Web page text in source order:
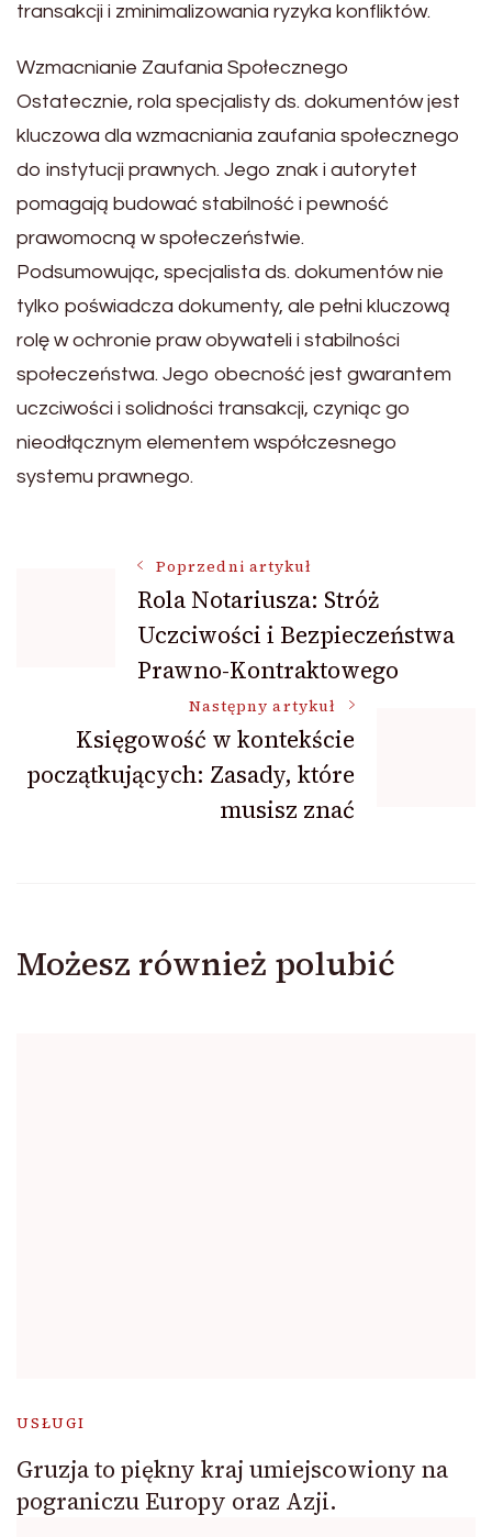
transakcji i zminimalizowania ryzyka konfliktów.
Wzmacnianie Zaufania Społecznego
Ostatecznie, rola specjalisty ds. dokumentów jest
kluczowa dla wzmacniania zaufania społecznego
do instytucji prawnych. Jego znak i autorytet
pomagają budować stabilność i pewność
prawomocną w społeczeństwie.
Podsumowując, specjalista ds. dokumentów nie
tylko poświadcza dokumenty, ale pełni kluczową
rolę w ochronie praw obywateli i stabilności
społeczeństwa. Jego obecność jest gwarantem
uczciwości i solidności transakcji, czyniąc go
nieodłącznym elementem współczesnego
systemu prawnego.
Nawigacja
wpisu
Poprzedni artykuł
Rola Notariusza: Stróż
Uczciwości i Bezpieczeństwa
Prawno-Kontraktowego
Następny artykuł
Księgowość w kontekście
początkujących: Zasady, które
musisz znać
Możesz również polubić
USŁUGI
Gruzja to piękny kraj umiejscowiony na
pograniczu Europy oraz Azji.